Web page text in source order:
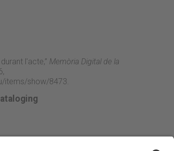
l'acte,” Memòria Digital de la
items/show/8473